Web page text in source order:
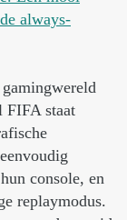
always-
FIFA staat
console, en
replaymodus.